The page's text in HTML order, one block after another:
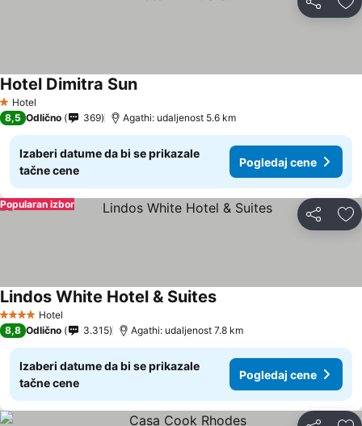
Deli
1 Zvezdice
Hotel
Hotel Dimitra Sun
8,5 Odlično 369 Agathi: udaljenost 5.6 km
Izaberi datume da bi se prikazale
tačne cene
Pogledaj cene
Deli
Popularan izbor
4 ZvezdiceHotel
Lindos White Hotel & Suites
8,8 Odlično 3.315 Agathi: udaljenost 7.8 km
Izaberi datume da bi se prikazale
tačne cene
Pogledaj cene